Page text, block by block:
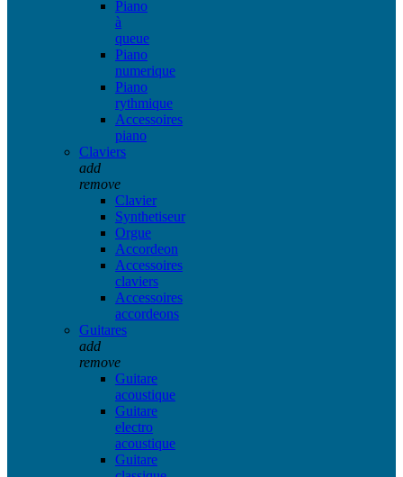
Piano
à
queue
Piano
numerique
Piano
rythmique
Accessoires
piano
Claviers
add
remove
Clavier
Synthetiseur
Orgue
Accordeon
Accessoires
claviers
Accessoires
accordeons
Guitares
add
remove
Guitare
acoustique
Guitare
electro
acoustique
Guitare